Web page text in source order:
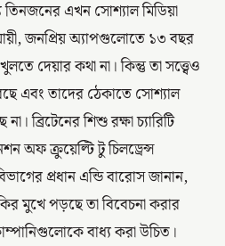
তিনজনের এখন সোশ্যাল মিডিয়া
জনপ্রিয় অ্যাপগুলোতে ১৩ বছর
দেয়ার কথা না। কিন্তু তা সত্ত্বেও
এবং তাদের ঠেকাতে সোশ্যাল
ব্রিটেনের শিশু রক্ষা চ্যারিটি
অফ ক্রুয়েল্টি টু চিলড্রেন্স
প্রধান এন্ডি বারোস জানান,
মুখে পড়ছে তা বিবেচনা করার
বাধ্য করা উচিত।